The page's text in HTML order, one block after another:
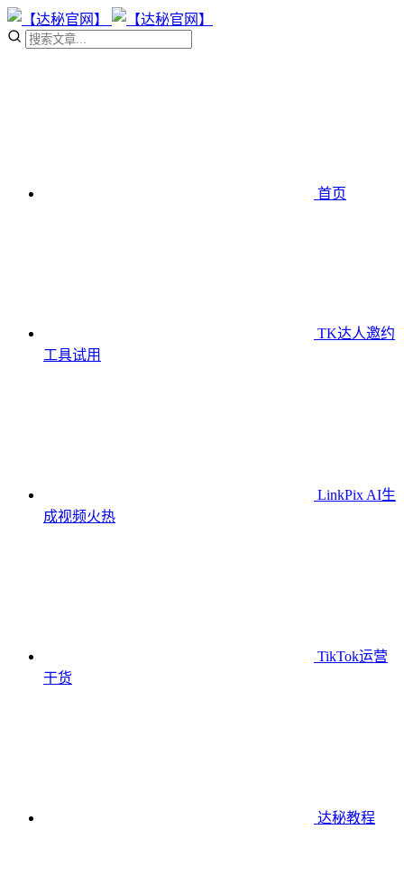
首页
TK达人邀约
工具试用
LinkPix AI生
成视频火热
TikTok运营
干货
达秘教程